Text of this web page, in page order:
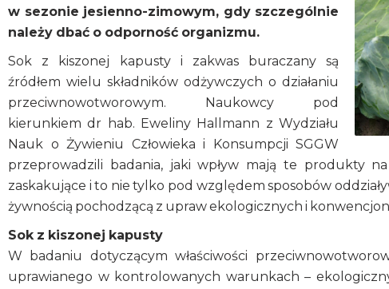
w sezonie jesienno-zimowym, gdy szczególnie
należy dbać o odporność organizmu.
Sok z kiszonej kapusty i zakwas buraczany są
źródłem wielu składników odżywczych o działaniu
przeciwnowotworowym. Naukowcy pod
kierunkiem dr hab. Eweliny Hallmann z Wydziału
Nauk o Żywieniu Człowieka i Konsumpcji SGGW
przeprowadzili badania, jaki wpływ mają te produkty
zaskakujące i to nie tylko pod względem sposobów
żywnością pochodzącą z upraw ekologicznych i
Sok z kiszonej kapusty
W badaniu dotyczącym właściwości
uprawianego w kontrolowanych warunkach –